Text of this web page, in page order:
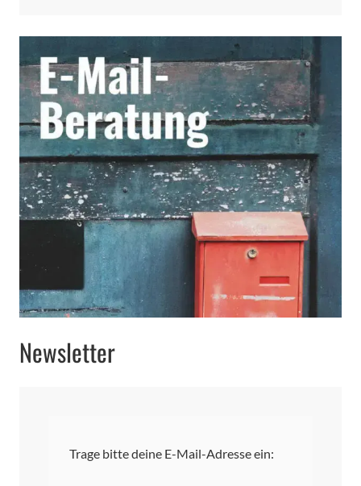
Newsletter
Trage bitte deine E-Mail-Adresse ein: